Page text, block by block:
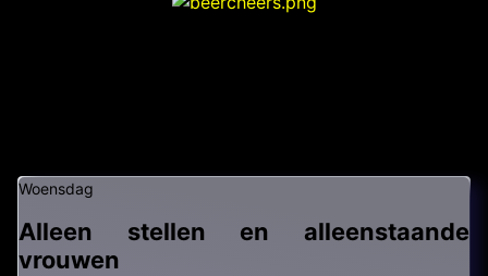
Woensdag
Alleen stellen en alleenstaande
vrouwen